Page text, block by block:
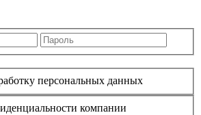
персональных данных
компании